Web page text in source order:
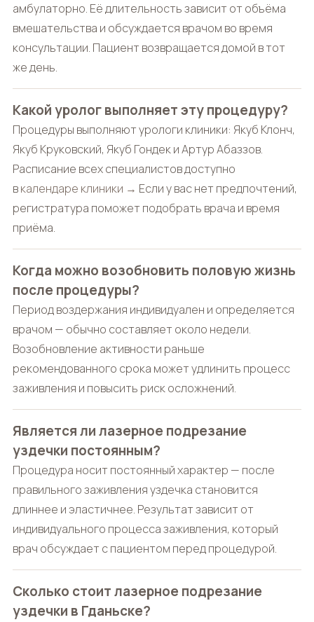
амбулаторно. Её длительность зависит от объёма
вмешательства и обсуждается врачом во время
консультации. Пациент возвращается домой в тот
же день.
Какой уролог выполняет эту процедуру?
Процедуры выполняют урологи клиники: Якуб Клонч,
Якуб Круковский, Якуб Гондек и Артур Абаззов.
Расписание всех специалистов доступно
вкалендаре клиники → Если у вас нет предпочтений,
регистратура поможет подобрать врача и время
приёма.
Когда можно возобновить половую жизнь
после процедуры?
Период воздержания индивидуален и определяется
врачом — обычно составляет около недели.
Возобновление активности раньше
рекомендованного срока может удлинить процесс
заживления и повысить риск осложнений.
Является ли лазерное подрезание
уздечки постоянным?
Процедура носит постоянный характер — после
правильного заживления уздечка становится
длиннее и эластичнее. Результат зависит от
индивидуального процесса заживления, который
врач обсуждает с пациентом перед процедурой.
Сколько стоит лазерное подрезание
уздечки в Гданьске?